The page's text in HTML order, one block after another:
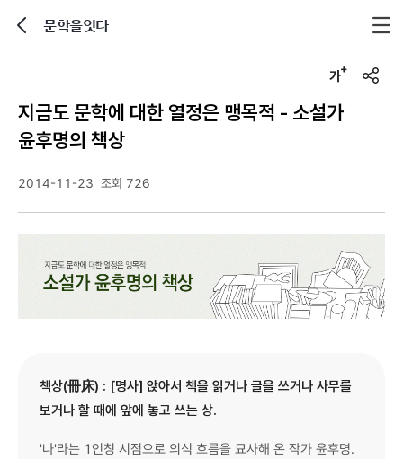
문학을잇다
u
지금도 문학에 대한 열정은 맹목적 - 소설가
윤후명의 책상
2014-11-23 조회 726
책상(冊床) : [명사] 앉아서 책을 읽거나 글을 쓰거나 사무를
보거나 할 때에 앞에 놓고 쓰는 상.
'나'라는 1인칭 시점으로 의식 흐름을 묘사해 온 작가 윤후명.